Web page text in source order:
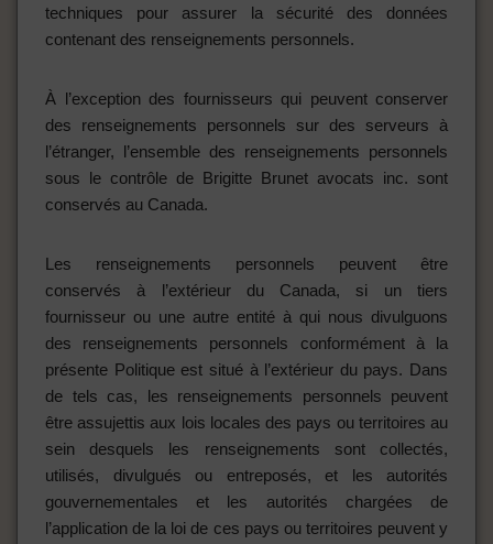
techniques pour assurer la sécurité des données
contenant des renseignements personnels.
À l’exception des fournisseurs qui peuvent conserver
des renseignements personnels sur des serveurs à
l’étranger, l’ensemble des renseignements personnels
sous le contrôle de Brigitte Brunet avocats inc. sont
conservés au Canada.
Les renseignements personnels peuvent être
conservés à l’extérieur du Canada, si un tiers
fournisseur ou une autre entité à qui nous divulguons
des renseignements personnels conformément à la
présente Politique est situé à l’extérieur du pays. Dans
de tels cas, les renseignements personnels peuvent
être assujettis aux lois locales des pays ou territoires au
sein desquels les renseignements sont collectés,
utilisés, divulgués ou entreposés, et les autorités
gouvernementales et les autorités chargées de
l’application de la loi de ces pays ou territoires peuvent y